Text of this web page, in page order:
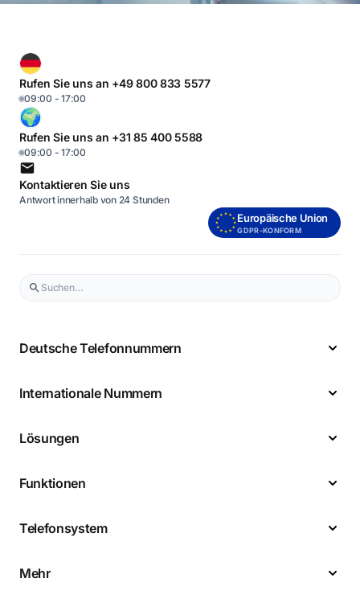
Rufen Sie uns an +49 800 833 5577
09:00 - 17:00
Rufen Sie uns an +31 85 400 5588
09:00 - 17:00
Kontaktieren Sie uns
Antwort innerhalb von 24 Stunden
Europäische Union
GDPR-KONFORM
Deutsche Telefonnummern
Internationale Nummern
Lösungen
Funktionen
Telefonsystem
Mehr